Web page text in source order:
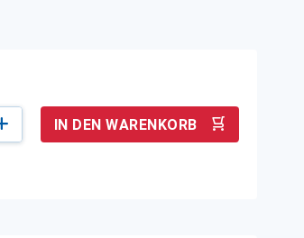
IN DEN WARENKORB